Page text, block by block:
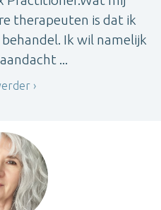
therapeuten is dat ik
Ik wil namelijk
...